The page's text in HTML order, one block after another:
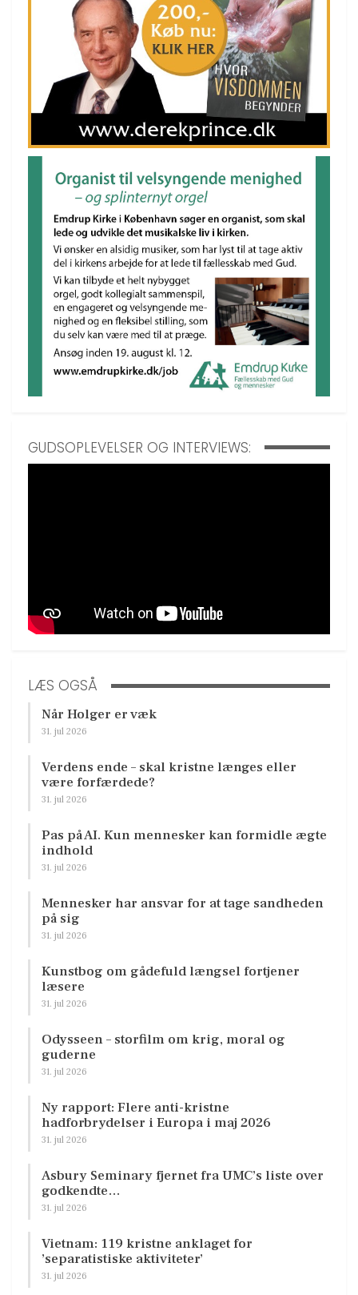
GUDSOPLEVELSER OG INTERVIEWS:
LÆS OGSÅ
Når Holger er væk
31. jul 2026
Verdens ende – skal kristne længes eller
være forfærdede?
31. jul 2026
Pas på AI. Kun mennesker kan formidle ægte
indhold
31. jul 2026
Mennesker har ansvar for at tage sandheden
på sig
31. jul 2026
Kunstbog om gådefuld længsel fortjener
læsere
31. jul 2026
Odysseen – storfilm om krig, moral og
guderne
31. jul 2026
Ny rapport: Flere anti-kristne
hadforbrydelser i Europa i maj 2026
31. jul 2026
Asbury Seminary fjernet fra UMC’s liste over
godkendte…
31. jul 2026
Vietnam: 119 kristne anklaget for
’separatistiske aktiviteter’
31. jul 2026